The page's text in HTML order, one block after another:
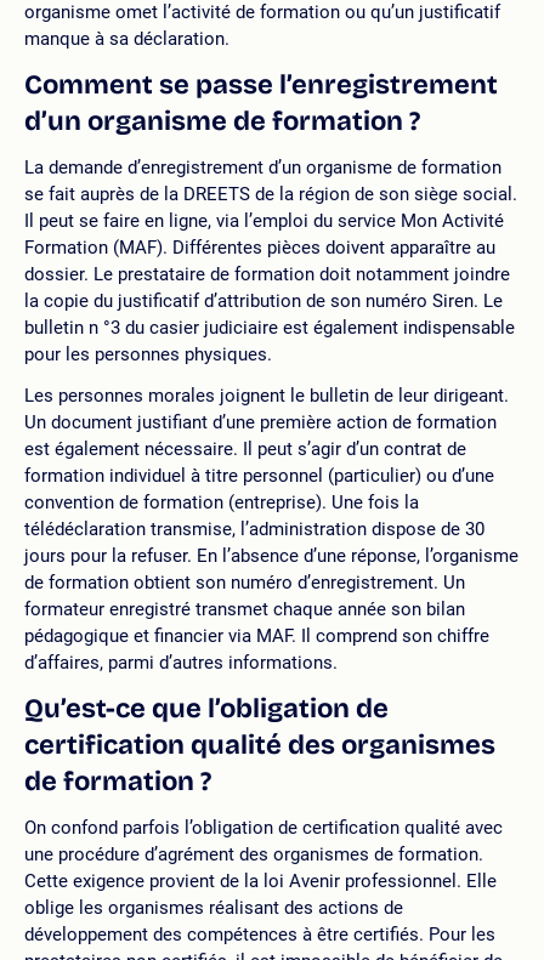
organisme omet l’activité de formation ou qu’un justificatif
manque à sa déclaration.
Comment se passe l’enregistrement
d’un organisme de formation ?
La demande d’enregistrement d’un organisme de formation
se fait auprès de la DREETS de la région de son siège social.
Il peut se faire en ligne, via l’emploi du service Mon Activité
Formation (MAF). Différentes pièces doivent apparaître au
dossier. Le prestataire de formation doit notamment joindre
la copie du justificatif d’attribution de son numéro Siren. Le
bulletin n °3 du casier judiciaire est également indispensable
pour les personnes physiques.
Les personnes morales joignent le bulletin de leur dirigeant.
Un document justifiant d’une première action de formation
est également nécessaire. Il peut s’agir d’un contrat de
formation individuel à titre personnel (particulier) ou d’une
convention de formation (entreprise). Une fois la
télédéclaration transmise, l’administration dispose de 30
jours pour la refuser. En l’absence d’une réponse, l’organisme
de formation obtient son numéro d’enregistrement. Un
formateur enregistré transmet chaque année son bilan
pédagogique et financier via MAF. Il comprend son chiffre
d’affaires, parmi d’autres informations.
Qu’est-ce que l’obligation de
certification qualité des organismes
de formation ?
On confond parfois l’obligation de certification qualité avec
une procédure d’agrément des organismes de formation.
Cette exigence provient de la loi Avenir professionnel. Elle
oblige les organismes réalisant des actions de
développement des compétences à être certifiés. Pour les